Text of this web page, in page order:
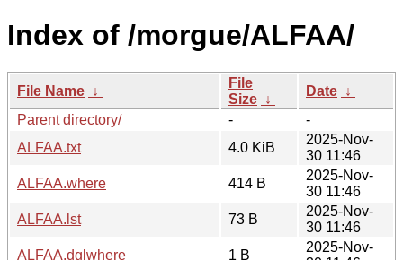
Index of /morgue/ALFAA/
File Name ↓
File
Size ↓
Date ↓
Parent directory/
-
-
ALFAA.txt
4.0 KiB
2025-Nov-
30 11:46
ALFAA.where
414 B
2025-Nov-
30 11:46
ALFAA.lst
73 B
2025-Nov-
30 11:46
ALFAA.dglwhere
1 B
2025-Nov-